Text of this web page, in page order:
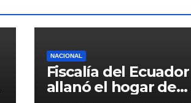
NACIONAL
Fiscalía del Ecuador
allanó el hogar de